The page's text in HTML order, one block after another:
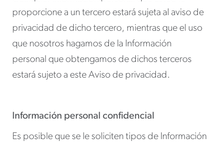
proporcione a un tercero estará sujeta al aviso de
privacidad de dicho tercero, mientras que el uso
que nosotros hagamos de la Información
personal que obtengamos de dichos terceros
estará sujeto a este Aviso de privacidad.
Información personal confidencial
Es posible que se le soliciten tipos de Información